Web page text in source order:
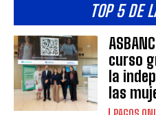
TOP 5 DE
curso
la
las